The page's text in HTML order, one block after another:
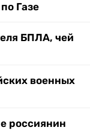
Газе
БПЛА, чей
военных
россиянин